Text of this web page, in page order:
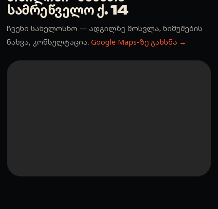
სამრეწველო ქ. 14
ჩვენი სახელოსნო — ადგილზე მოსვლა, ნიმუშების
ნახვა, კონსულტაცია. Google Maps-ზე გახსნა →